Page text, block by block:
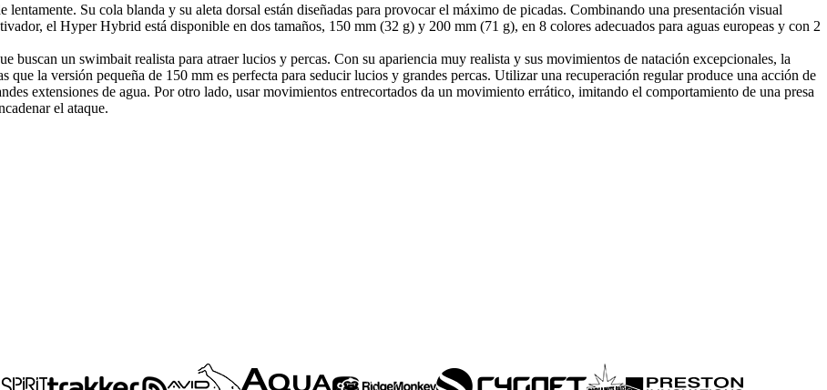
Su cola blanda y su aleta dorsal están diseñadas para provocar el máximo de picadas. Combinando una presentación visual
el Hyper Hybrid está disponible en dos tamaños, 150 mm (32 g) y 200 mm (71 g), en 8 colores adecuados para aguas europeas y con 2
buscan un swimbait realista para atraer lucios y percas. Con su apariencia muy realista y sus movimientos de natación excepcionales, la
que la versión pequeña de 150 mm es perfecta para seducir lucios y grandes percas. Utilizar una recuperación regular produce una acción de
extensiones de agua. Por otro lado, usar movimientos entrecortados da un movimiento errático, imitando el comportamiento de una presa
el ataque.